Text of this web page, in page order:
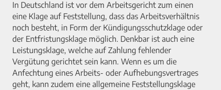
In Deutschland ist vor dem Arbeitsgericht zum einen
eine Klage auf Feststellung, dass das Arbeitsverhältnis
noch besteht, in Form der Kündigungsschutzklage oder
der Entfristungsklage möglich. Denkbar ist auch eine
Leistungsklage, welche auf Zahlung fehlender
Vergütung gerichtet sein kann. Wenn es um die
Anfechtung eines Arbeits- oder Aufhebungsvertrages
geht, kann zudem eine allgemeine Feststellungsklage